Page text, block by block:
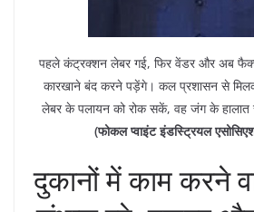
पहले कंट्रक्शन लेबर गई, फिर वेंडर और अब
कारखाने बंद करने पड़ेंगे। कल प्रशासन से
लेबर के पलायन को रोक सकें, वह जंग के
(फोकल प्वाइंट इंडस्ट्रियल
दुकानों में काम करने